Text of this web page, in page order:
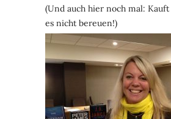
(Und auch hier noch mal:
es nicht bereuen!)